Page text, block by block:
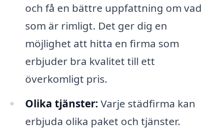
och få en bättre uppfattning om vad
som är rimligt. Det ger dig en
möjlighet att hitta en firma som
erbjuder bra kvalitet till ett
överkomligt pris.
Olika tjänster: Varje städfirma kan
erbjuda olika paket och tjänster.